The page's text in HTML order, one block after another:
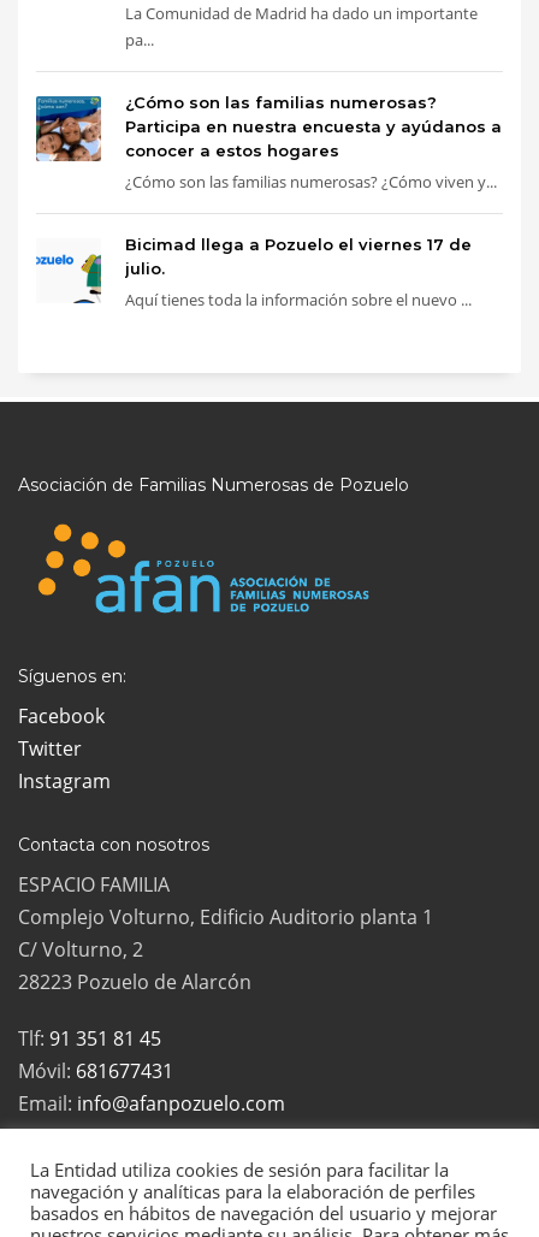
La Comunidad de Madrid ha dado un importante
pa...
¿Cómo son las familias numerosas?
Participa en nuestra encuesta y ayúdanos a
conocer a estos hogares
¿Cómo son las familias numerosas? ¿Cómo viven y...
Bicimad llega a Pozuelo el viernes 17 de
julio.
Aquí tienes toda la información sobre el nuevo ...
Asociación de Familias Numerosas de Pozuelo
Síguenos en:
Facebook
Twitter
Instagram
Contacta con nosotros
ESPACIO FAMILIA
Complejo Volturno, Edificio Auditorio planta 1
C/ Volturno, 2
28223 Pozuelo de Alarcón
Tlf: 91 351 81 45
Móvil: 681677431
Email: info@afanpozuelo.com
2022 Todos los derechos reservados | La Asociación de Familias
La Entidad utiliza cookies de sesión para facilitar la
navegación y analíticas para la elaboración de perfiles
basados en hábitos de navegación del usuario y mejorar